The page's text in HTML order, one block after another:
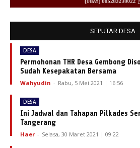
SEPUTAR DESA
DESA
Permohonan THR Desa Gembong
Sudah Kesepakatan Bersama
Wahyudin - Rabu, 5 Mei 2021 | 16:56
DESA
Ini Jadwal dan Tahapan Pilkades
Tangerang
Haer - Selasa, 30 Maret 2021 | 09:22